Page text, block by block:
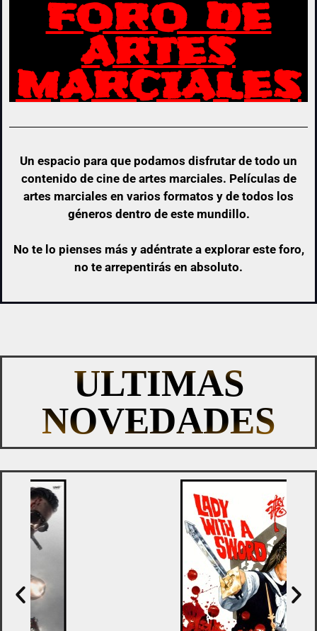
FORO DE
ARTES
MARCIALES
Un espacio para que podamos disfrutar de todo un
contenido de cine de artes marciales. Películas de
artes marciales en varios formatos y de todos los
géneros dentro de este mundillo.
No te lo pienses más y adéntrate a explorar este foro,
no te arrepentirás en absoluto.
ULTIMAS
NOVEDADES